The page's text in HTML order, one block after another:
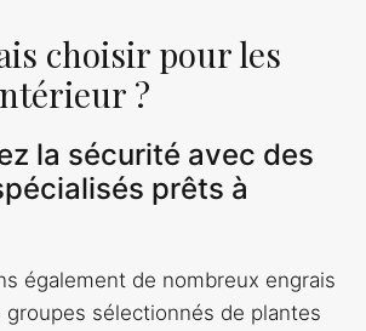
choisir pour les
?
la sécurité avec des
prêts à
également de nombreux engrais
groupes sélectionnés de plantes